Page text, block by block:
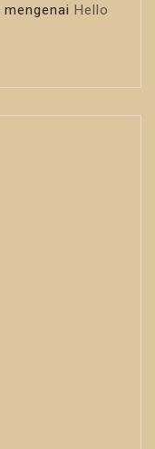
mengenai Hello